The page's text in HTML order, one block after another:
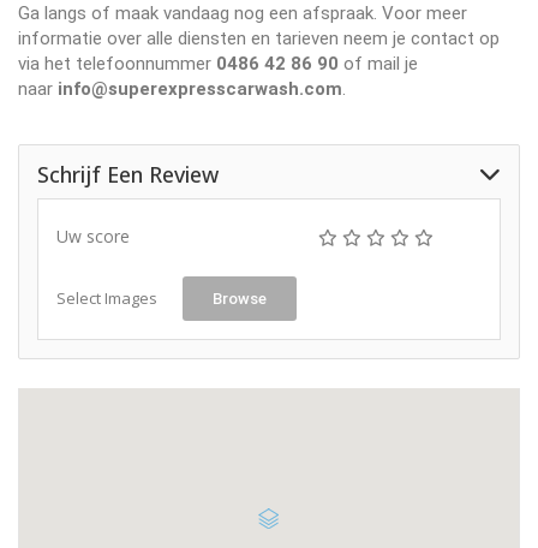
Ga langs of maak vandaag nog een afspraak. Voor meer
informatie over alle diensten en tarieven neem je contact op
via het telefoonnummer 0486 42 86 90 of mail je
naar info@superexpresscarwash.com
Schrijf Een Review
Uw score
Select Images Browse